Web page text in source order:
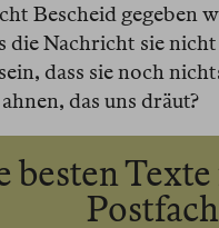
Bescheid gegeben
die Nachricht sie
dass sie noch
das uns dräut?
besten
Postfach